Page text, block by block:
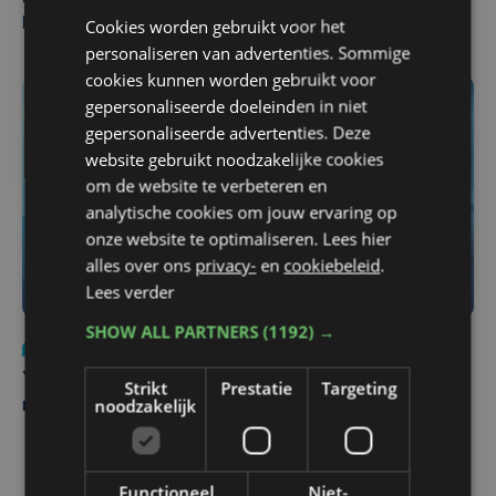
Pieters Brugge
Yaro (19), slachtoffer van vechtpartij, is na
maandenlange coma overleden
Cookies worden gebruikt voor het
personaliseren van advertenties. Sommige
cookies kunnen worden gebruikt voor
gepersonaliseerde doeleinden in niet
gepersonaliseerde advertenties. Deze
website gebruikt noodzakelijke cookies
om de website te verbeteren en
analytische cookies om jouw ervaring op
onze website te optimaliseren. Lees hier
alles over ons privacy- en cookiebeleid.
Lees verder
SHOW ALL PARTNERS(1192) →
Strikt
noodzakelijk
Prestatie Targeting